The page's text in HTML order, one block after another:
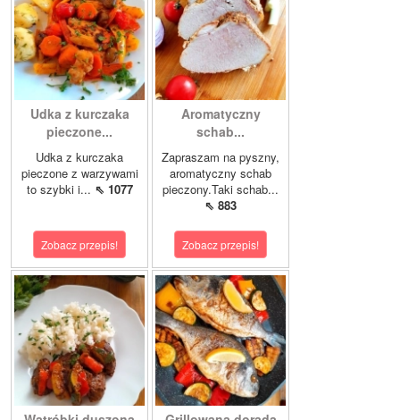
Udka z kurczaka
pieczone...
Udka z kurczaka
pieczone z warzywami
to szybki i... ⇖ 1077
Zobacz przepis!
Aromatyczny
schab...
Zapraszam na pyszny,
aromatyczny schab
pieczony.Taki schab...
⇖ 883
Zobacz przepis!